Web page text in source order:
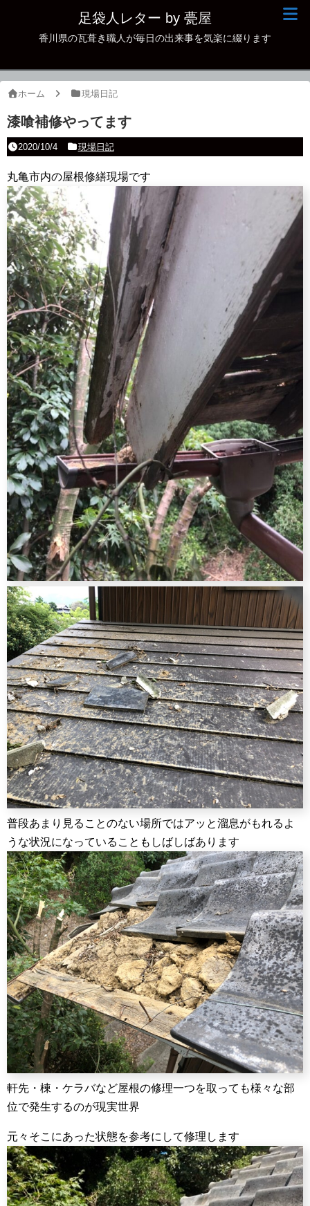
足袋人レター by 甍屋
香川県の瓦葺き職人が毎日の出来事を気楽に綴ります
ホーム 現場日記
漆喰補修やってます
2020/10/4 現場日記
丸亀市内の屋根修繕現場です
普段あまり見ることのない場所ではアッと溜息がもれるよ
うな状況になっていることもしばしばあります
軒先・棟・ケラバなど屋根の修理一つを取っても様々な部
位で発生するのが現実世界
元々そこにあった状態を参考にして修理します
現場日記
古瓦
本日の一品
その他